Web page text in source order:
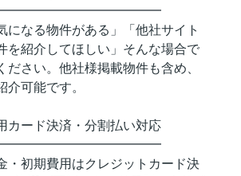
になる物件がある」「他社サイト
を紹介してほしい」そんな場合で
ださい。他社様掲載物件も含め、
介可能です。
カード決済・分割払い対応
・初期費用はクレジットカード決